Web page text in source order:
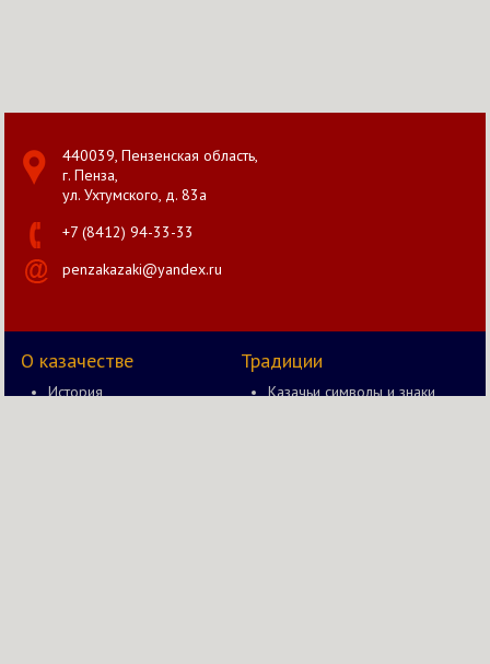
440039, Пензенская область,
г. Пенза,
ул. Ухтумского, д. 83а
+7 (8412) 94-33-33
penzakazaki@yandex.ru
О казачестве
История
Традиции
Казачьи символы и знаки